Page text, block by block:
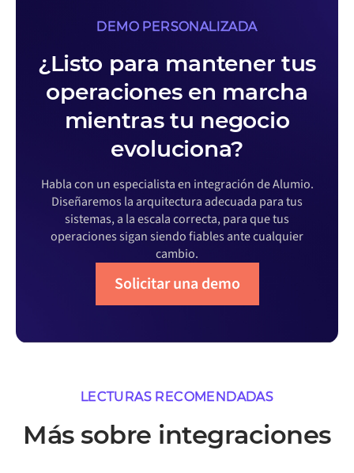
DEMO PERSONALIZADA
¿Listo para mantener tus
operaciones en marcha
mientras tu negocio
evoluciona?
Habla con un especialista en integración de Alumio.
Diseñaremos la arquitectura adecuada para tus
sistemas, a la escala correcta, para que tus
operaciones sigan siendo fiables ante cualquier
cambio.
Solicitar una demo
LECTURAS RECOMENDADAS
Más sobre integraciones